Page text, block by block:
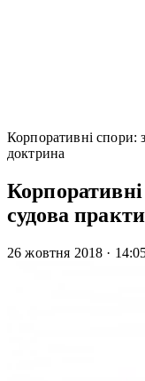
Корпоративні спори:
доктрина
судова
26 жовтня 2018 ·